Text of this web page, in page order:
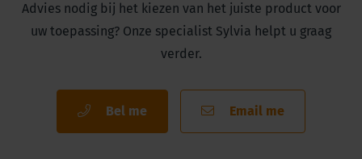
Advies nodig bij het kiezen van het juiste product voor
uw toepassing? Onze specialist Sylvia helpt u graag
verder.
Bel me Email me